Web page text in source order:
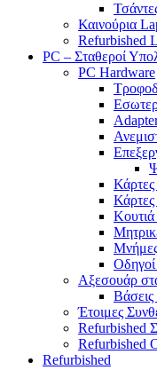
Καινούρια
Refurbished
PC – Σταθεροί
PC Hardware
Αξεσουάρ
Βάσεις
Έτοιμες
Refurbished
Refurbished
Refurbished